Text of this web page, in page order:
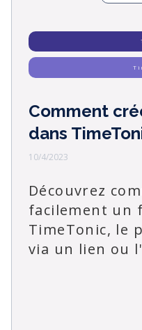
Comment
dans
10/4/2023
Découvrez
facilement un
TimeTonic, le
via un lien ou